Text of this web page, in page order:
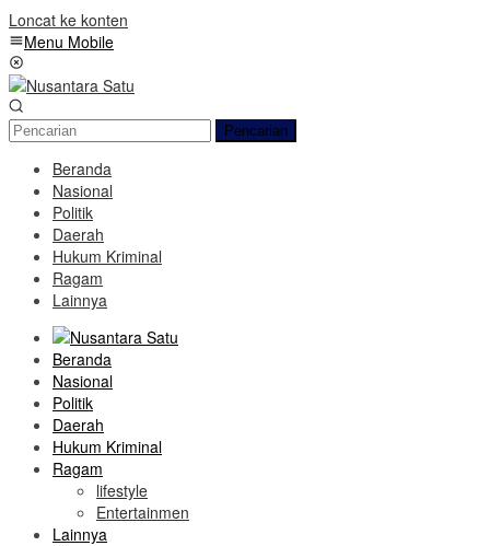
Loncat ke konten
Menu Mobile
Pencarian
Beranda
Nasional
Politik
Daerah
Hukum Kriminal
Ragam
Lainnya
Beranda
Nasional
Politik
Daerah
Hukum Kriminal
Ragam
lifestyle
Entertainmen
Lainnya